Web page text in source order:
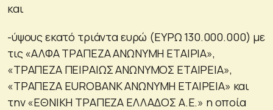
και
-ύψους εκατό τριάντα ευρώ (ΕΥΡΩ 130.000.000) με
τις «ΑΛΦΑ ΤΡΑΠΕΖΑ ΑΝΩΝΥΜΗ ΕΤΑΙΡΙΑ»,
«ΤΡΑΠΕΖΑ ΠΕΙΡΑΙΩΣ ΑΝΩΝΥΜΟΣ ΕΤΑΙΡΕΙΑ»,
«ΤΡΑΠΕΖΑ EUROBANK ΑΝΩΝΥΜΗ ΕΤΑΙΡΕΙΑ» και
την «ΕΘΝΙΚΗ ΤΡΑΠΕΖΑ ΕΛΛΑΔΟΣ Α.Ε.» η οποία